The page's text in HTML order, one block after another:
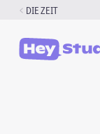
Zum
springen
DIE ZEIT